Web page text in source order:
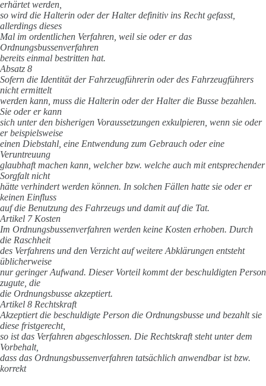
erhärtet werden,
so wird die Halterin oder der Halter definitiv ins Recht gefasst,
allerdings dieses
Mal im ordentlichen Verfahren, weil sie oder er das
Ordnungsbussenverfahren
bereits einmal bestritten hat.
Absatz 8
Sofern die Identität der Fahrzeugführerin oder des Fahrzeugführers
nicht ermittelt
werden kann, muss die Halterin oder der Halter die Busse bezahlen.
Sie oder er kann
sich unter den bisherigen Voraussetzungen exkulpieren, wenn sie oder
er beispielsweise
einen Diebstahl, eine Entwendung zum Gebrauch oder eine
Veruntreuung
glaubhaft machen kann, welcher bzw. welche auch mit entsprechender
Sorgfalt nicht
hätte verhindert werden können. In solchen Fällen hatte sie oder er
keinen Einfluss
auf die Benutzung des Fahrzeugs und damit auf die Tat.
Artikel 7 Kosten
Im Ordnungsbussenverfahren werden keine Kosten erhoben. Durch
die Raschheit
des Verfahrens und den Verzicht auf weitere Abklärungen entsteht
üblicherweise
nur geringer Aufwand. Dieser Vorteil kommt der beschuldigten Person
zugute, die
die Ordnungsbusse akzeptiert.
Artikel 8 Rechtskraft
Akzeptiert die beschuldigte Person die Ordnungsbusse und bezahlt sie
diese fristgerecht,
so ist das Verfahren abgeschlossen. Die Rechtskraft steht unter dem
Vorbehalt,
dass das Ordnungsbussenverfahren tatsächlich anwendbar ist bzw.
korrekt